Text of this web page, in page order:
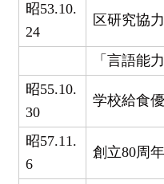
昭53.10.
24
区研究協
「言語能
昭55.10.
30
学校給食
昭57.11.
6
創立80周